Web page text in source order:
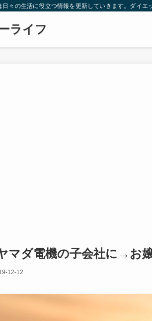
日々の生活に役立つ情報を更新していきます。ダイ
ライフ
マダ電機の子会社に→お
12-12